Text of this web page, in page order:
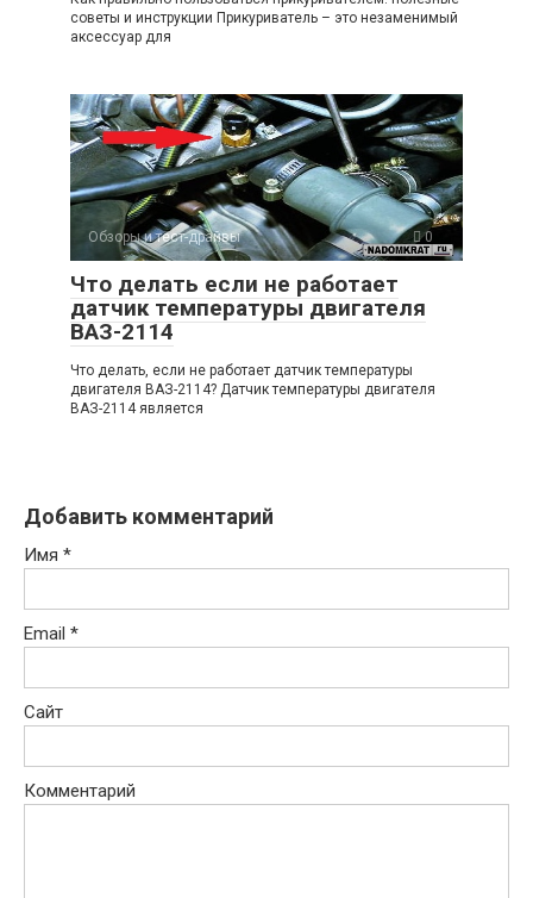
советы и инструкции Прикуриватель – это незаменимый
аксессуар для
Обзоры и тест-драйвы 0
Что делать если не работает
датчик температуры двигателя
ВАЗ-2114
Что делать, если не работает датчик температуры
двигателя ВАЗ-2114? Датчик температуры двигателя
ВАЗ-2114 является
Добавить комментарий
Имя *
Email *
Сайт
Комментарий